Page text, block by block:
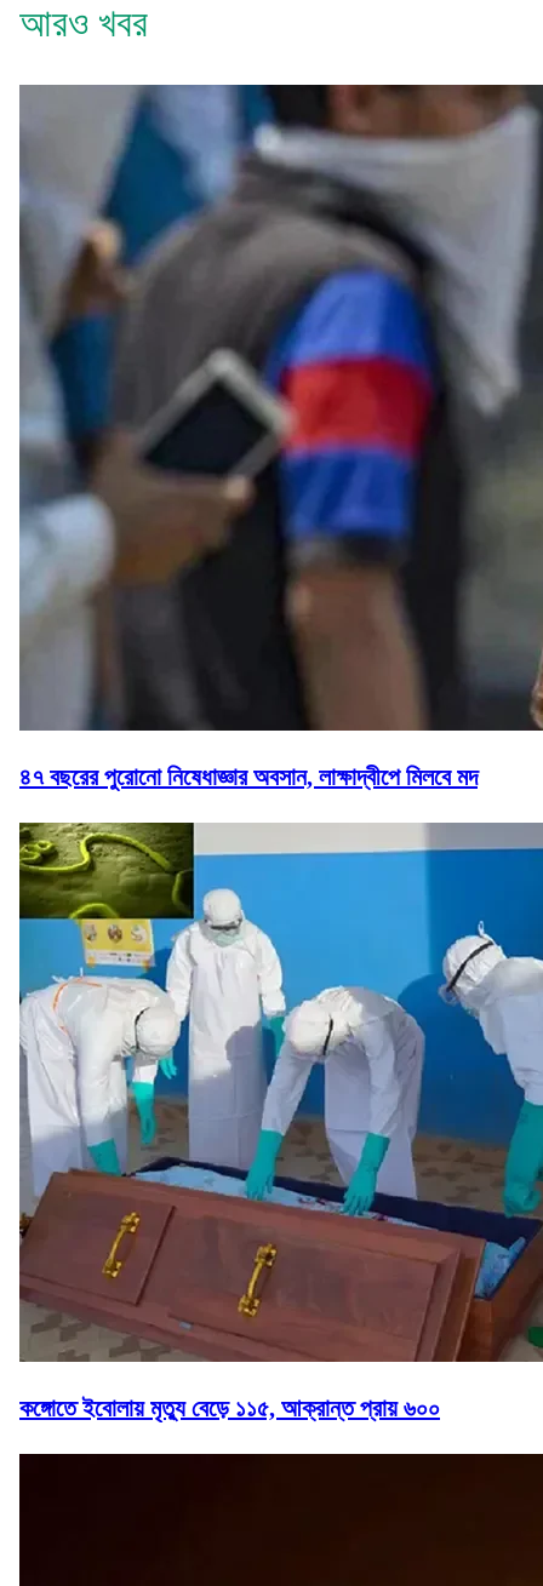
আরও খবর
৪৭ বছরের পুরোনো নিষেধাজ্ঞার অবসান, লাক্ষাদ্বীপে মিলবে মদ
কঙ্গোতে ইবোলায় মৃত্যু বেড়ে ১১৫, আক্রান্ত প্রায় ৬০০